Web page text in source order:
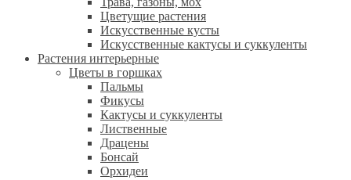
Цветущие растения
Искусственные кусты
Искусственные кактусы и суккуленты
Растения интерьерные
Цветы в горшках
Пальмы
Фикусы
Кактусы и суккуленты
Лиственные
Драцены
Бонсай
Орхидеи